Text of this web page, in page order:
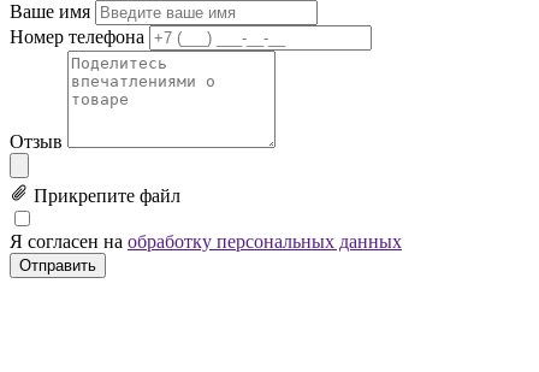
Ваше имя
Номер телефона
Отзыв
Прикрепите файл
Я согласен на обработку персональных данных